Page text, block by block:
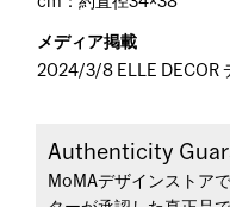
メディア掲載
2024/3/8 ELLE DECOR
Authenticity
MoMAデザインストア